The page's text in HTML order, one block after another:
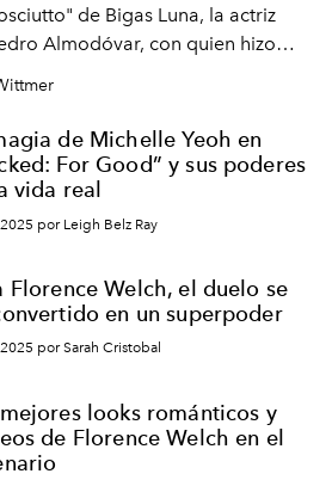
de Bigas Luna, la actriz
Almodóvar, con quien hizo
su tiempo entre Europa y
película, "¡La novia!", está
de Michelle Yeoh en
For Good” y sus poderes
vida real
por Leigh Belz Ray
Florence Welch, el duelo se
en un superpoder
por Sarah Cristobal
looks románticos y
de Florence Welch en el